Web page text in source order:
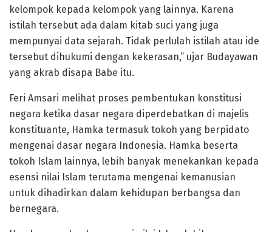
kelompok kepada kelompok yang lainnya. Karena
istilah tersebut ada dalam kitab suci yang juga
mempunyai data sejarah. Tidak perlulah istilah atau ide
tersebut dihukumi dengan kekerasan,” ujar Budayawan
yang akrab disapa Babe itu.
Feri Amsari melihat proses pembentukan konstitusi
negara ketika dasar negara diperdebatkan di majelis
konstituante, Hamka termasuk tokoh yang berpidato
mengenai dasar negara Indonesia. Hamka beserta
tokoh Islam lainnya, lebih banyak menekankan kepada
esensi nilai Islam terutama mengenai kemanusian
untuk dihadirkan dalam kehidupan berbangsa dan
bernegara.